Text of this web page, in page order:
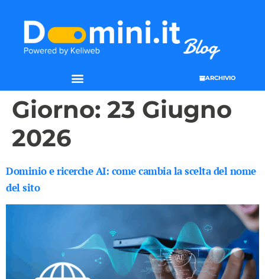
ARCHIVIO
Giorno: 23 Giugno
2026
Dominio e ricerche AI: come cambia la scelta del nome
del sito